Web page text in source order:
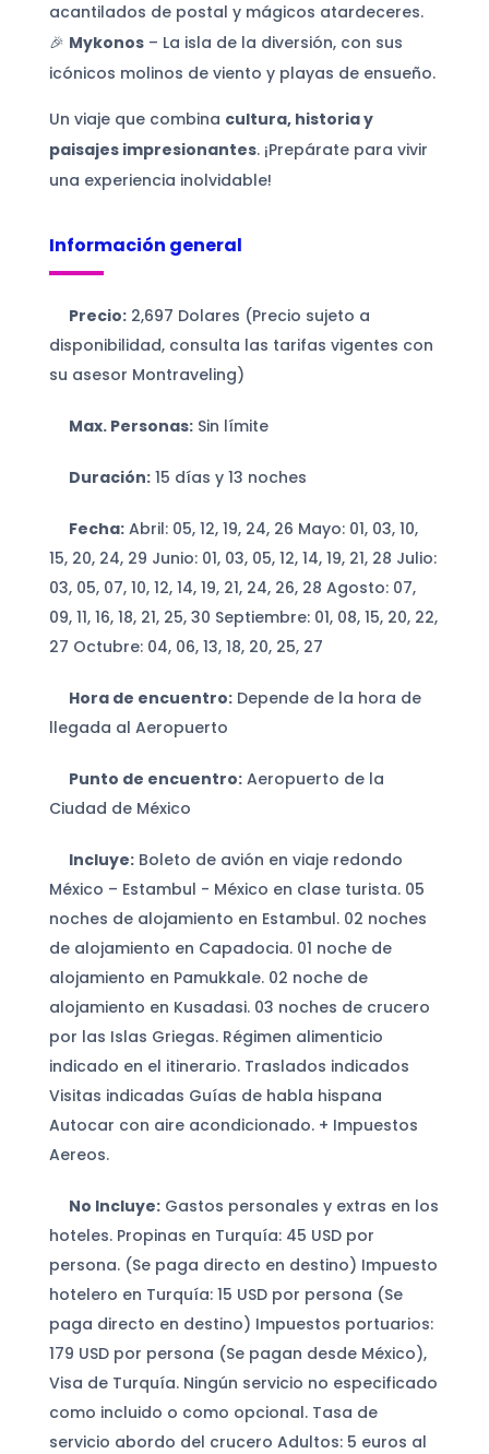
acantilados de postal y mágicos atardeceres.
🎉 Mykonos– La isla de la diversión, con sus
icónicos molinos de viento y playas de ensueño.
Un viaje que combina cultura, historia y
paisajes impresionantes. ¡Prepárate para vivir
una experiencia inolvidable!
Información general
Precio:2,697 Dolares (Precio sujeto a
disponibilidad, consulta las tarifas vigentes con
su asesor Montraveling)
Max. Personas:Sin límite
Duración:15 días y 13 noches
Fecha:Abril: 05, 12, 19, 24, 26 Mayo: 01, 03, 10,
15, 20, 24, 29 Junio: 01, 03, 05, 12, 14, 19, 21, 28 Julio:
03, 05, 07, 10, 12, 14, 19, 21, 24, 26, 28 Agosto: 07,
09, 11, 16, 18, 21, 25, 30 Septiembre: 01, 08, 15, 20, 22,
27 Octubre: 04, 06, 13, 18, 20, 25, 27
Hora de encuentro:Depende de la hora de
llegada al Aeropuerto
Punto de encuentro:Aeropuerto de la
Ciudad de México
Incluye:Boleto de avión en viaje redondo
México – Estambul - México en clase turista. 05
noches de alojamiento en Estambul. 02 noches
de alojamiento en Capadocia. 01 noche de
alojamiento en Pamukkale. 02 noche de
alojamiento en Kusadasi. 03 noches de crucero
por las Islas Griegas. Régimen alimenticio
indicado en el itinerario. Traslados indicados
Visitas indicadas Guías de habla hispana
Autocar con aire acondicionado. + Impuestos
Aereos.
No Incluye:Gastos personales y extras en los
hoteles. Propinas en Turquía: 45 USD por
persona. (Se paga directo en destino) Impuesto
hotelero en Turquía: 15 USD por persona (Se
paga directo en destino) Impuestos portuarios:
179 USD por persona (Se pagan desde México),
Visa de Turquía. Ningún servicio no especificado
como incluido o como opcional. ​​​​​​​Tasa de
servicio abordo del crucero Adultos: 5 euros al